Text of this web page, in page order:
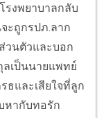
รงพยาบาลกลับ
ะถูกรปภ.ลาก
วนตัวและบอก
เป็นนายแพทย์
ธและเสียใจที่ลูก
หากับทอรัก